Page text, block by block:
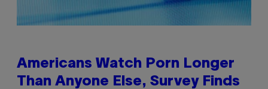
Americans Watch Porn Longer
Than Anyone Else, Survey Finds